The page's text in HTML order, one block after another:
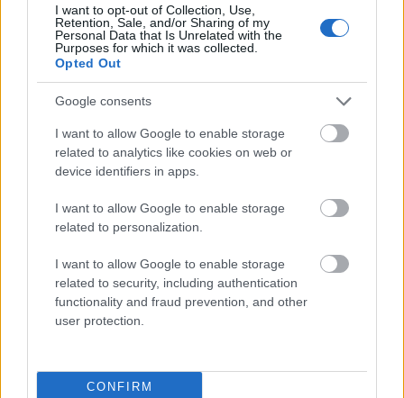
I want to opt-out of Collection, Use,
Retention, Sale, and/or Sharing of my
Personal Data that Is Unrelated with the
Purposes for which it was collected.
Opted Out
Google consents
I want to allow Google to enable storage
related to analytics like cookies on web or
device identifiers in apps.
I want to allow Google to enable storage
related to personalization.
I want to allow Google to enable storage
related to security, including authentication
functionality and fraud prevention, and other
user protection.
CONFIRM
atencja
ludzik
ósmoklasista
zadek
bursa